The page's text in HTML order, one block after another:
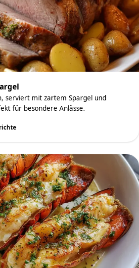
serviert mit zartem Spargel und
für besondere Anlässe.